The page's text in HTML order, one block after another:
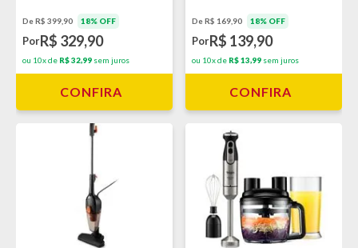
De R$ 399,90 18% OFF
PorR$ 329,90
ou 10x de R$ 32,99 sem juros
CONFIRA
De R$ 169,90 18% OFF
PorR$ 139,90
ou 10x de R$ 13,99 sem juros
CONFIRA